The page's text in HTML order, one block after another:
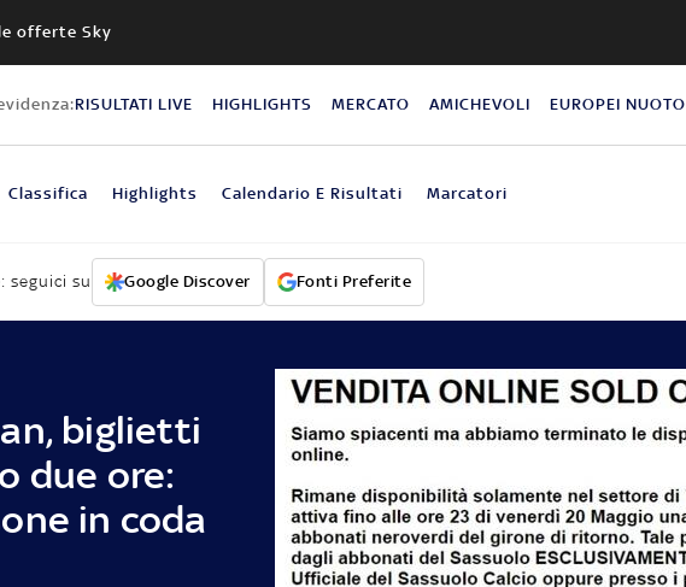
offerte Sky
RISULTATI LIVE HIGHLIGHTS MERCATO AMICHEVOLI EUROPEI NUOTO
Classifica Highlights Calendario E Risultati Marcatori
seguici su Google Discover Fonti Preferite
biglietti
due ore:
in coda